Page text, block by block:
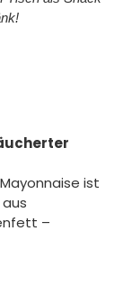
ist
–